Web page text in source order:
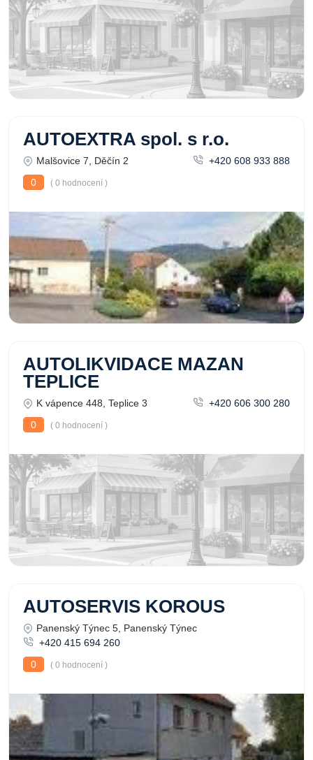
AUTOEXTRA spol. s r.o.
Malšovice 7, Děčín 2
+420 608 933 888
0
( 0 hodnocení )
AUTOLIKVIDACE MAZAN
TEPLICE
K vápence 448, Teplice 3
+420 606 300 280
0
( 0 hodnocení )
AUTOSERVIS KOROUS
Panenský Týnec 5, Panenský Týnec
+420 415 694 260
0
( 0 hodnocení )